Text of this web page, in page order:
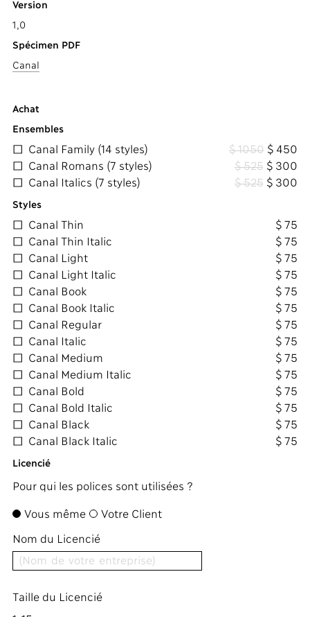
Version
1,0
Spécimen PDF
Canal
Achat
Ensembles
Canal Family (14 styles) $ 1050 $ 450
Canal Romans (7 styles)
$ 525 $ 300
Canal Italics (7 styles)
$ 525 $ 300
Styles
Canal Thin
$ 75
Canal Thin Italic
$ 75
Canal Light
$ 75
Canal Light Italic
$ 75
Canal Book
$ 75
Canal Book Italic
$ 75
Canal Regular
$ 75
Canal Italic
$ 75
Canal Medium
$ 75
Canal Medium Italic
$ 75
Canal Bold
$ 75
Canal Bold Italic
$ 75
Canal Black
$ 75
Canal Black Italic
$ 75
Licencié
Pour qui les polices sont utilisées ?
Vous même Votre Client
Nom du Licencié
Taille du Licencié